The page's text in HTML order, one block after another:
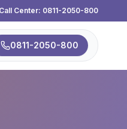
Call Center: 0811-2050-800
0811-2050-800